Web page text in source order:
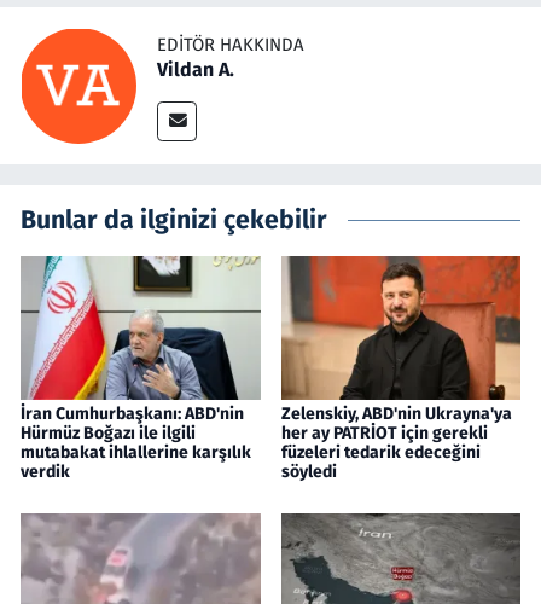
EDITÖR HAKKINDA
Vildan A.
Bunlar da ilginizi çekebilir
İran Cumhurbaşkanı: ABD'nin
Hürmüz Boğazı ile ilgili
mutabakat ihlallerine karşılık
verdik
Zelenskiy, ABD'nin Ukrayna'ya
her ay PATRİOT için gerekli
füzeleri tedarik edeceğini
söyledi